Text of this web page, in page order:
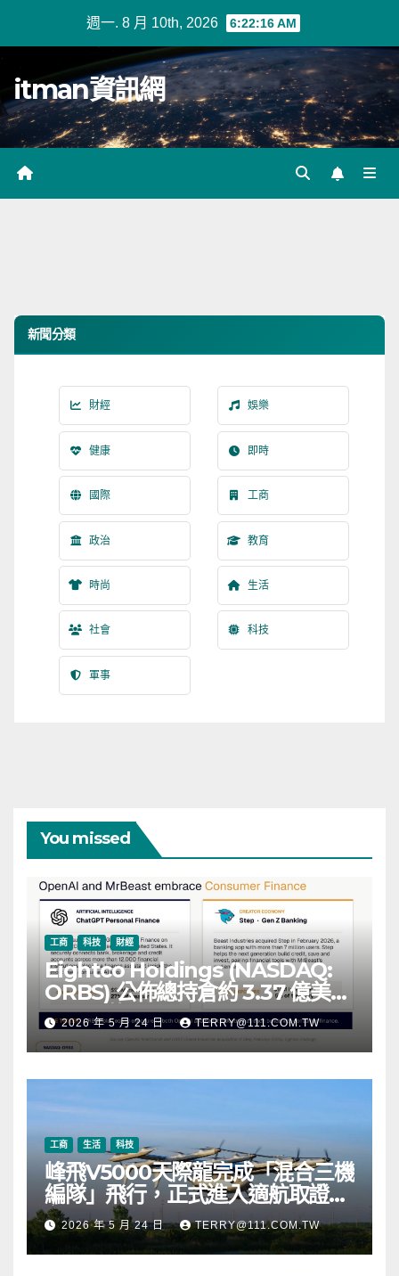
週一. 8 月 10th, 2026 6:22:16 AM
itman資訊網
新聞分類
財經 娛樂
健康 即時
國際 工商
政治 教育
時尚 生活
社會 科技
軍事
You missed
工商 科技 財經
Eightco Holdings (NASDAQ:
ORBS) 公佈總持倉約 3.37 億美
元，涵蓋 OpenAI、Beast
Industries、超過 11,000 枚以太
幣 (ETH) 及逾 2.83 億枚 WLD 代
幣
2026 年 5 月 24 日 TERRY@111.COM.TW
工商 生活 科技
峰飛V5000天際龍完成「混合三機
編隊」飛行，正式進入適航取證階
段2026 年 5 月 24 日 TERRY@111.COM.TW